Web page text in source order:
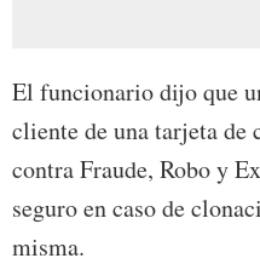
El funcionario dijo que
cliente de una tarjeta de
contra Fraude, Robo y
seguro en caso de
misma.